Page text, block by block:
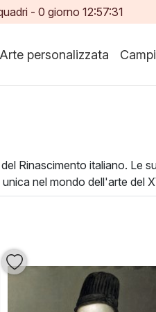
- 0 giorno 12:57:30
Arte personalizzata
Rinascimento italiano. Le
nel mondo dell'arte del
una raffinata espressione
sue opere alla tua
l'arte di questa maestra